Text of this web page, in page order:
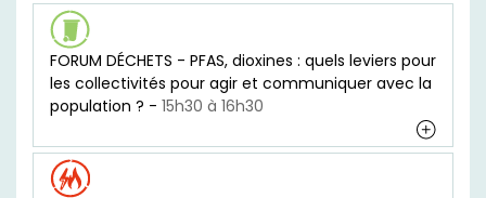
FORUM DÉCHETS - PFAS, dioxines : quels leviers pour
les collectivités pour agir et communiquer avec la
population ? -
15h30 à 16h30